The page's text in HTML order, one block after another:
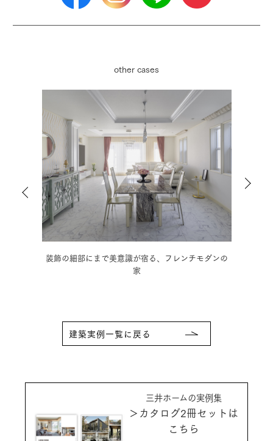
other cases
装飾の細部にまで美意識が宿る、フレンチモダンの
家
建築実例一覧に戻る
三井ホームの実例集
＞カタログ2冊セットは
こちら